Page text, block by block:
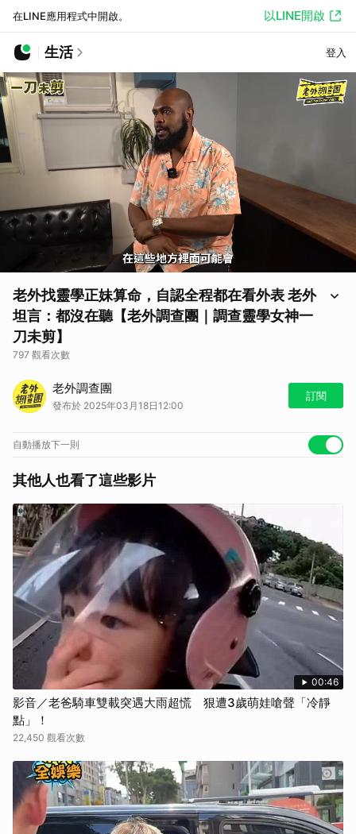
在LINE應用程式中開啟。 以LINE開啟
生活 登入
老外找靈學正妹算命，自認全程都在看外表 老外
坦言：都沒在聽【老外調查團｜調查靈學女神一
刀未剪】
797 觀看次數
【老外調查團｜調查靈學少女一刀未剪】
部分畫面可能含有寫實內容，敬請審慎觀看
如果你喜歡老外調查團這個節目
https://lin.ee/IrSJVdW/nngo
https://lin.ee/19eXmdD
鎖定LINE TODAY看片分類，老外調查團每個禮拜與你相見
https://lin.ee/Vz6rZeQ/nngo
廣告合作信箱: dl_twab@linecorp.com
老外調查團
發布於 2025年03月18日12:00
訂閱
自動播放下一則
其他人也看了這些影片
00:46
影音／老爸騎車雙載突遇大雨超慌 狠遭3歲萌娃嗆聲「冷靜
點」！
22,450 觀看次數